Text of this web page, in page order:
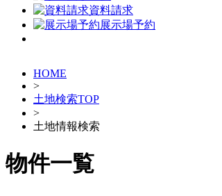
資料請求
展示場予約
HOME
>
土地検索TOP
>
土地情報検索
物件一覧